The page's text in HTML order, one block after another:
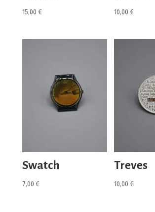
15,00 € 10,00€
Swatch
7,00 €
Treves
10,00€